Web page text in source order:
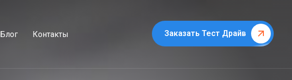
Блог Контакты Заказать Тест Драйв